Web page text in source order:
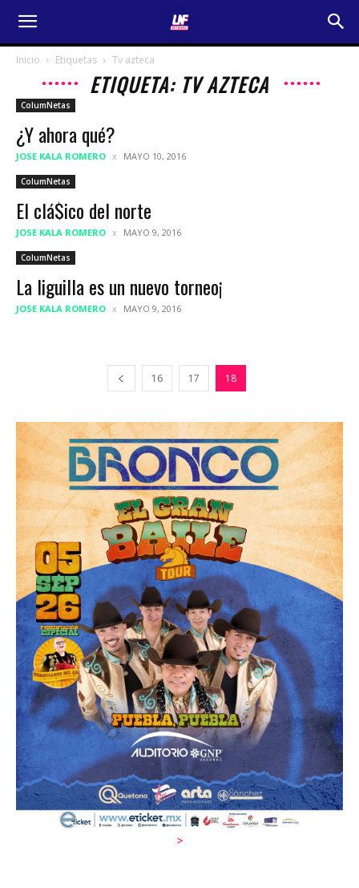
Inicio Etiquetas Tv azteca
ETIQUETA: TV AZTECA
ColumNetas
¿Y ahora qué?
JOSE KALA ROMERO MAYO 10, 2016
ColumNetas
El clá$ico del norte
JOSE KALA ROMERO MAYO 9, 2016
ColumNetas
La liguilla es un nuevo torneo¡
JOSE KALA ROMERO MAYO 9, 2016
16 17 18
>